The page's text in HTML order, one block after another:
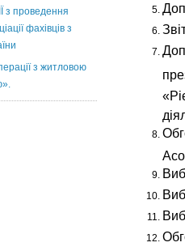
проведення
фахівців з
з житловою
О